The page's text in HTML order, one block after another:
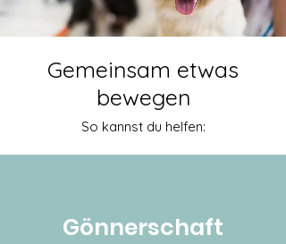
Gemeinsam etwas
bewegen
So kannst du helfen:
Gönnerschaft